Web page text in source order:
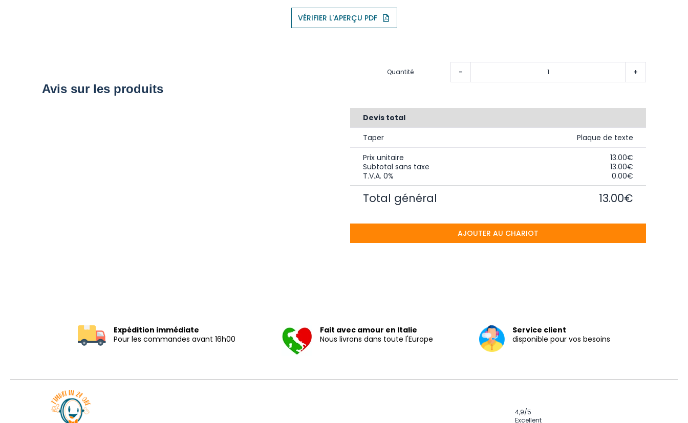
VÉRIFIER L'APERÇU PDF
Avis sur les produits
Quantité - +
Devis total
Taper
Plaque de texte
Prix unitaire
13.00€
Subtotal sans taxe
13.00€
T.V.A. 0%
0.00€
Total général 13.00€
AJOUTER AU CHARIOT
Expédition immédiate
Pour les commandes avant 16h00
Fait avec amour en Italie
Nous livrons dans toute l'Europe
Service client
disponible pour vos besoins
4,9/5
Excellent